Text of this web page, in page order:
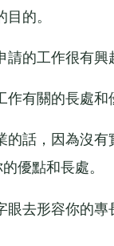
的。
的工作很有興
有關的長處和
，因為沒有
優點和長處。
去形容你的專